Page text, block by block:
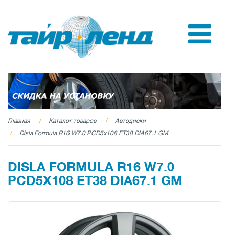
Главная Каталог товаров
Автодиски
Disla Formula R16 W7.0 PCD5x108 ET38 DIA67.1 GM
DISLA FORMULA R16 W7.0
PCD5X108 ET38 DIA67.1 GM